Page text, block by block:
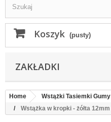
Koszyk (pusty)
ZAKŁADKI
Home Wstążki Tasiemki Gumy
Wstążka w kropki - żółta 12mm